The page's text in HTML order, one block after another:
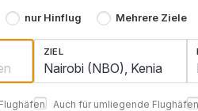
nur Hinflug Mehrere Ziele
ZIEL
Auch für umliegende Flughäfen